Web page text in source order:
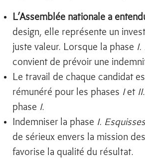
L’Assemblée nationale a
design, elle représente un
juste valeur. Lorsque la phase I.
convient de prévoir une
Le travail de chaque candidat
rémunéré pour les phases Iet II
phase I.
Indemniser la phase I. Esquisses
de sérieux envers la mission
favorise la qualité du résultat.